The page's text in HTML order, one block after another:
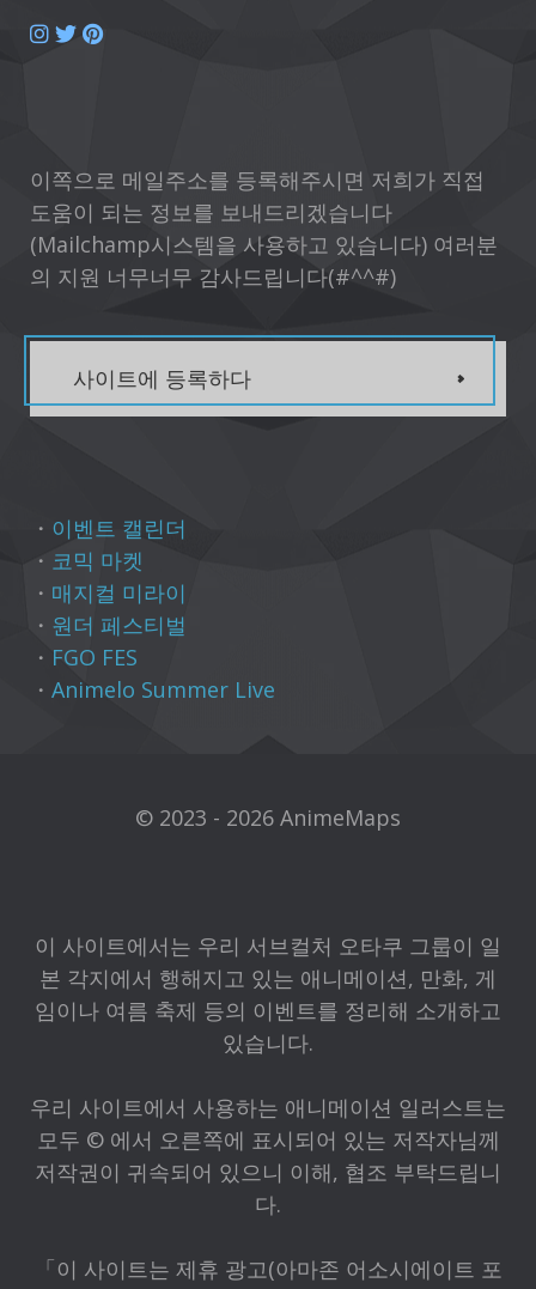
이쪽으로 메일주소를 등록해주시면 저희가 직접
도움이 되는 정보를 보내드리겠습니다
(Mailchamp시스템을 사용하고 있습니다) 여러분
의 지원 너무너무 감사드립니다(#^^#)
사이트에 등록하다
・ 이벤트 캘린더
・ 코믹 마켓
・ 매지컬 미라이
・ 원더 페스티벌
・ FGO FES
・ Animelo Summer Live
© 2023 - 2026 AnimeMaps
이 사이트에서는 우리 서브컬처 오타쿠 그룹이 일
본 각지에서 행해지고 있는 애니메이션, 만화, 게
임이나 여름 축제 등의 이벤트를 정리해 소개하고
있습니다.
우리 사이트에서 사용하는 애니메이션 일러스트는
모두 © 에서 오른쪽에 표시되어 있는 저작자님께
저작권이 귀속되어 있으니 이해, 협조 부탁드립니
다.
「이 사이트는 제휴 광고(아마존 어소시에이트 포